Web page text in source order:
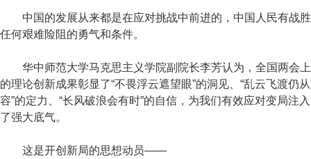
中国的发展从来都是在应对挑战中前进的，中国人民有战胜
任何艰难险阻的勇气和条件。
华中师范大学马克思主义学院副院长李芳认为，全国两会上
的理论创新成果彰显了“不畏浮云遮望眼”的洞见、“乱云飞渡仍从
容”的定力、“长风破浪会有时”的自信，为我们有效应对变局注入
了强大底气。
这是开创新局的思想动员——